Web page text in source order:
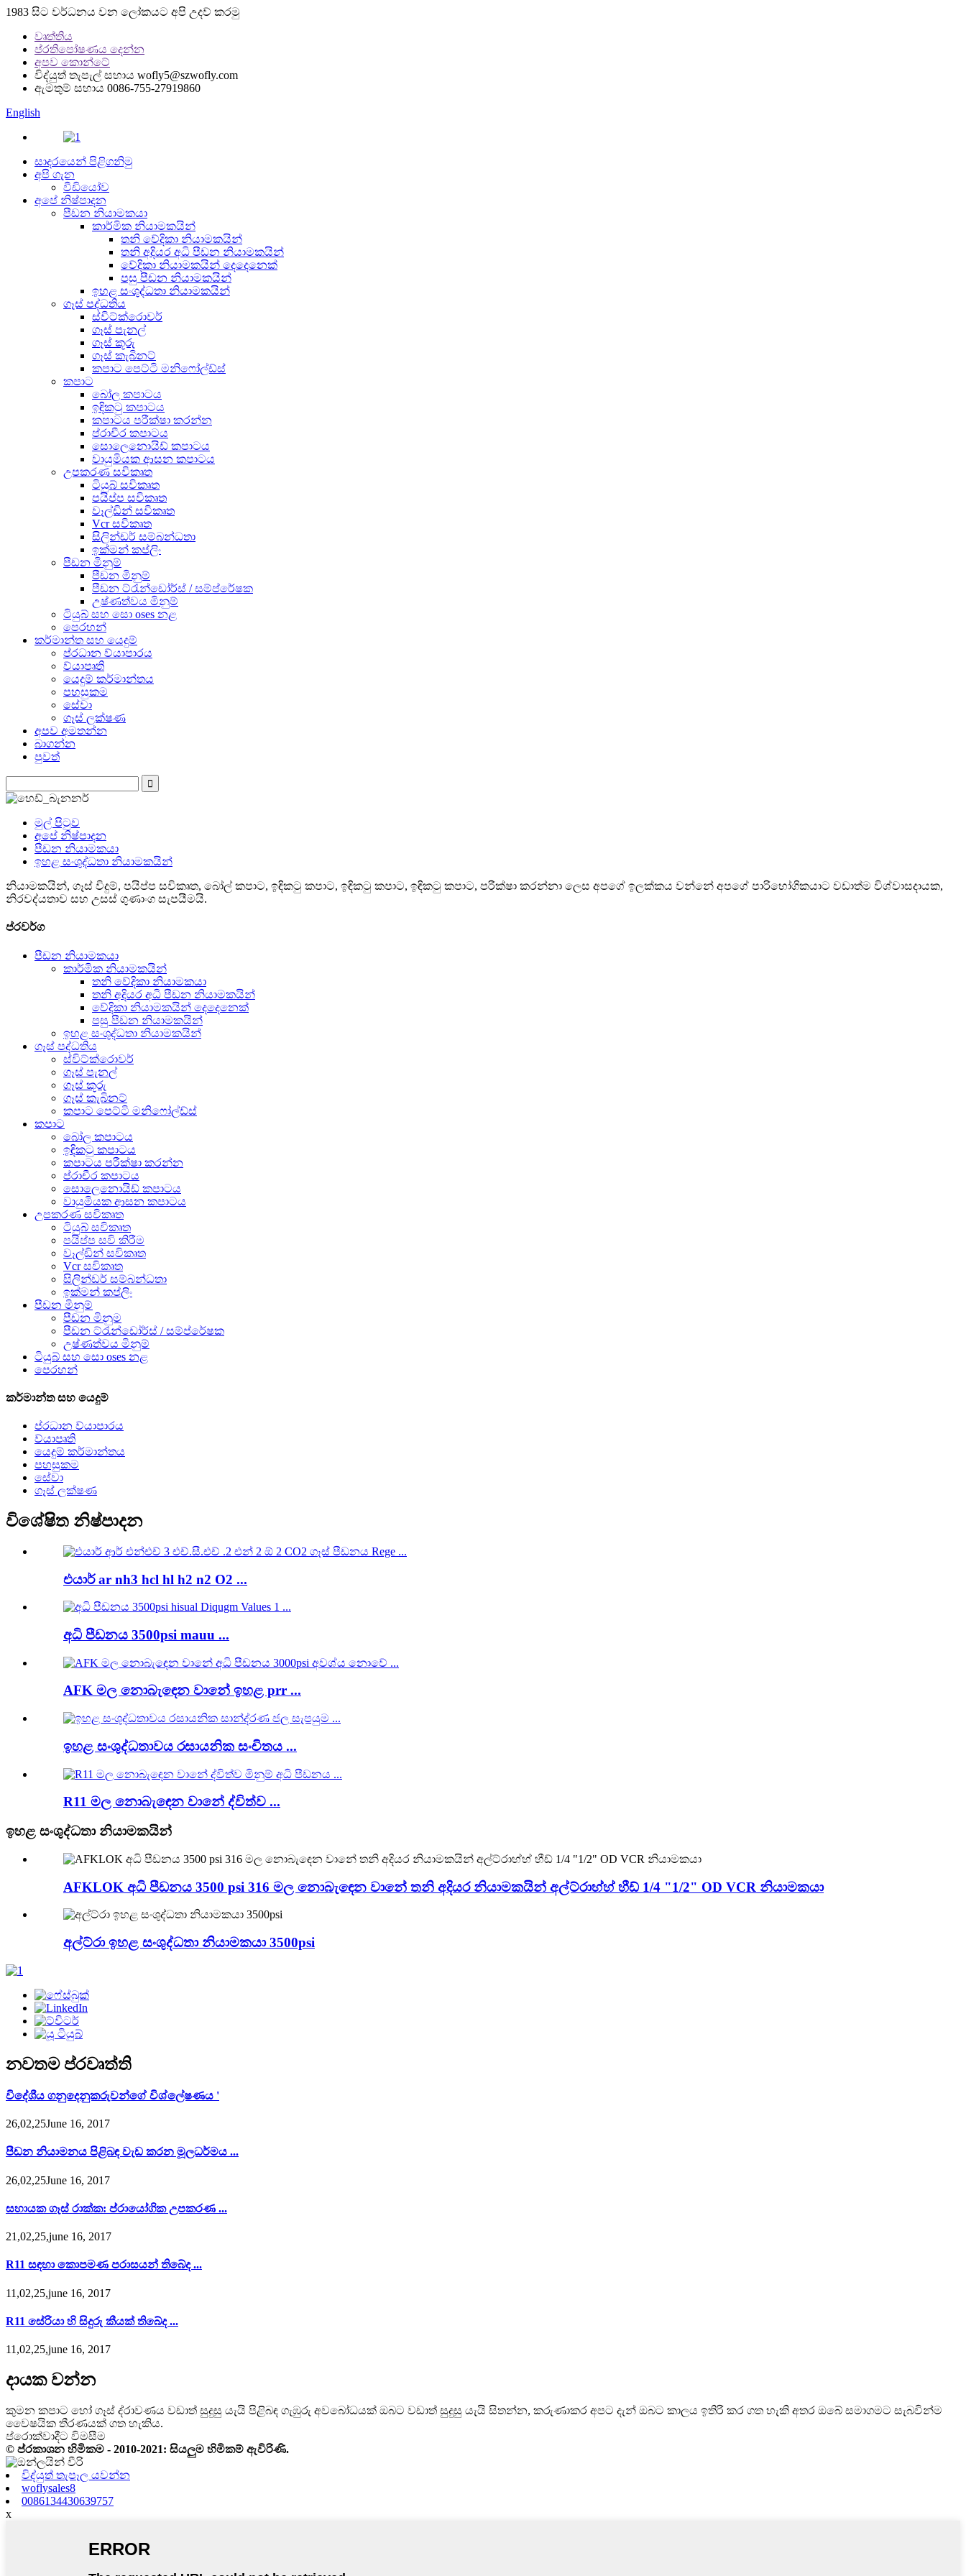
1983 සිට වර්ධනය වන ලෝකයට අපි උදව් කරමු
වෘත්තිය
ප්රතිපෝෂණය දෙන්න
අපව කොන්ටේ
විද්යුත් තැපැල් සහාය wofly5@szwofly.com
ඇමතුම් සහාය 0086-755-27919860
English
සාදරයෙන් පිළිගනිමු
අපි ගැන
වීඩියෝව
අපේ නිෂ්පාදන
පීඩන නියාමකයා
කාර්මික නියාමකයින්
තනි වේදිකා නියාමකයින්
තනි අදියර අධි පීඩන නියාමකයින්
වේදිකා නියාමකයින් දෙදෙනෙක්
පසු පීඩන නියාමකයින්
ඉහළ සංශුද්ධතා නියාමකයින්
ගෑස් පද්ධතිය
ස්විට්ක්රොවර්
ගෑස් පැනල්
ගෑස් කූරු
ගෑස් කැබිනට්
කපාට පෙට්ටි මනිෆෝල්ඩ්ස්
කපාට
බෝල කපාටය
ඉඳිකටු කපාටය
කපාටය පරීක්ෂා කරන්න
ප්රාචීර කපාටය
සොලෙනොයිඩ් කපාටය
වායුමියක ආසන කපාටය
උපකරණ සවිකෘත
ටියුබ් සවිකෘත
පයිප්ප සවිකෘත
වෑල්ඩින් සවිකෘත
Vcr සවිකෘත
සිලින්ඩර් සම්බන්ධතා
ඉක්මන් කප්ලිං
පීඩන මිනුම්
පීඩන මිනුම්
පීඩන ට්රැන්ඩෝර්ස් / සම්ප්රේෂක
උෂ්ණත්වය මිනුම්
ටියුබ් සහ සො oses නළ
පෙරහන්
කර්මාන්ත සහ යෙදුම්
ප්රධාන ව්යාපාරය
ව්යාපෘති
යෙදුම් කර්මාන්තය
පහසුකම
සේවා
ගෑස් ලක්ෂණ
අපව අමතන්න
බාගන්න
පුවත්
මුල් පිටුව
අපේ නිෂ්පාදන
පීඩන නියාමකයා
ඉහළ සංශුද්ධතා නියාමකයින්
නියාමකයින්, ගෑස් විදුම්, පයිප්ප සවිකෘත, බෝල් කපාට, ඉඳිකටු කපාට, ඉඳිකටු කපාට, ඉඳිකටු කපාට, පරීක්ෂා කරන්නා ලෙස අපගේ ඉලක්කය වන්නේ අපගේ පාරිභෝගිකයාට වඩාත්ම විශ්වාසදායක,
නිරවද්යතාව සහ උසස් ගුණාංග සැපයීමයි.
ප්රවර්ග
පීඩන නියාමකයා
කාර්මික නියාමකයින්
තනි වේදිකා නියාමකයා
තනි අදියර අධි පීඩන නියාමකයින්
වේදිකා නියාමකයින් දෙදෙනෙක්
පසු පීඩන නියාමකයින්
ඉහළ සංශුද්ධතා නියාමකයින්
ගෑස් පද්ධතිය
ස්විට්ක්රොවර්
ගෑස් පැනල්
ගෑස් කූරු
ගෑස් කැබිනට්
කපාට පෙට්ටි මනිෆෝල්ඩ්ස්
කපාට
බෝල කපාටය
ඉඳිකටු කපාටය
කපාටය පරීක්ෂා කරන්න
ප්රාචීර කපාටය
සොලෙනොයිඩ් කපාටය
වායුමියක ආසන කපාටය
උපකරණ සවිකෘත
ටියුබ් සවිකෘත
පයිප්ප සවි කිරීම
වෑල්ඩින් සවිකෘත
Vcr සවිකෘත
සිලින්ඩර් සම්බන්ධතා
ඉක්මන් කප්ලිං
පීඩන මිනුම්
පීඩන මිනුම
පීඩන ට්රැන්ඩෝර්ස් / සම්ප්රේෂක
උෂ්ණත්වය මිනුම්
ටියුබ් සහ සො oses නළ
පෙරහන්
කර්මාන්ත සහ යෙදුම්
ප්රධාන ව්යාපාරය
ව්යාපෘති
යෙදුම් කර්මාන්තය
පහසුකම
සේවා
ගෑස් ලක්ෂණ
විශේෂිත නිෂ්පාදන
එයාර් ar nh3 hcl hl h2 n2 O2 ...
අධි පීඩනය 3500psi mauu ...
AFK මල නොබැඳෙන වානේ ඉහළ prr ...
ඉහළ සංශුද්ධතාවය රසායනික සංචිතය ...
R11 මල නොබැඳෙන වානේ ද්විත්ව ...
ඉහළ සංශුද්ධතා නියාමකයින්
AFKLOK අධි පීඩනය 3500 psi 316 මල නොබැඳෙන වානේ තනි අදියර නියාමකයින් අල්ට්රාහ්හ් හීඩ් 1/4 "1/2" OD VCR නියාමකයා
අල්ට්රා ඉහළ සංශුද්ධතා නියාමකයා 3500psi
නවතම ප්රවෘත්ති
විදේශීය ගනුදෙනුකරුවන්ගේ විශ්ලේෂණය '
26,02,25June 16, 2017
පීඩන නියාමනය පිළිබඳ වැඩ කරන මූලධර්මය ...
26,02,25June 16, 2017
සහායක ගෑස් රාක්ක: ප්රායෝගික උපකරණ ...
21,02,25,june 16, 2017
R11 සඳහා කොපමණ පරාසයන් තිබේද ...
11,02,25,june 16, 2017
R11 සේරියා හි සිදුරු කීයක් තිබේද ...
11,02,25,june 16, 2017
දායක වන්න
කුමන කපාට හෝ ගෑස් ද්රාවණය වඩාත් සුදුසු යැයි පිළිබඳ ගැඹුරු අවබෝධයක් ඔබට වඩාත් සුදුසු යැයි සිතන්න, කරුණාකර අපට දැන් ඔබට කාලය ඉතිරි කර ගත හැකි අතර ඔබේ සමාගමට සැබවින්ම
වෛෂයික තීරණයක් ගත හැකිය.
ප්රොක්වාදීට විමසීම
© ප්රකාශන හිමිකම - 2010-2021: සියලුම හිමිකම් ඇවිරිණි.
විද්යුත් තැපෑල යවන්න
woflysales8
0086134430639757
x